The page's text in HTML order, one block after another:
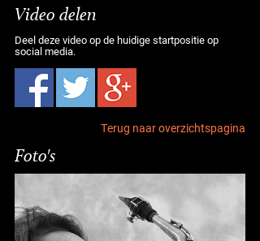
Video delen
Deel deze video op de huidige startpositie op
social media.
Terug naar overzichtspagina
Foto's